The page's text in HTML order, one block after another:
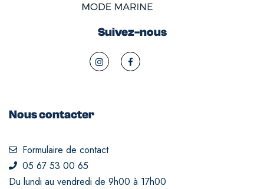
Suivez-nous
Nous contacter
Formulaire de contact
05 67 53 00 65
Du lundi au vendredi de 9h00 à 17h00